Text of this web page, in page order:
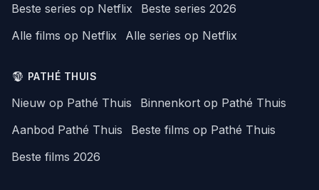
Beste series op Netflix
Beste series 2026
Alle films op Netflix
Alle series op Netflix
PATHÉ THUIS
Nieuw op Pathé Thuis
Binnenkort op Pathé Thuis
Aanbod Pathé Thuis
Beste films op Pathé Thuis
Beste films 2026